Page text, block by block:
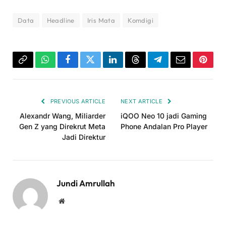
Data Headline Iris Mata Komdigi
Copy WhatsAppFacebookTwitterLinkedInThreadsTelegramEmail
PREVIOUS ARTICLE
Alexandr Wang, Miliarder
Gen Z yang Direkrut Meta
Jadi Direktur
NEXT ARTICLE
iQOO Neo 10 jadi Gaming
Phone Andalan Pro Player
Jundi Amrullah
Website